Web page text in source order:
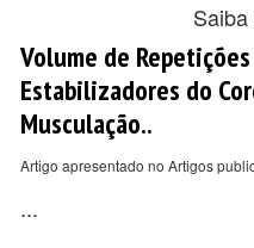
Volume de
Estabilizadores do
Musculação..
Artigo apresentado no Artigos
...